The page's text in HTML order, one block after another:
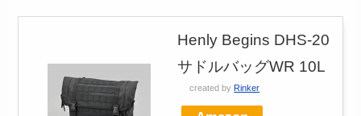
Henly Begins DHS-20
サドルバッグWR 10L
created by Rinker